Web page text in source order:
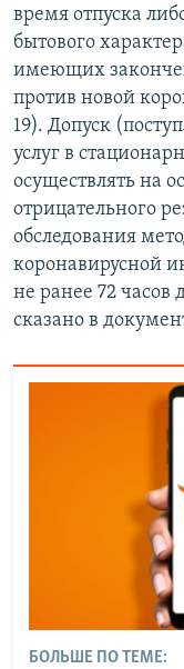
время отпуска
бытового
имеющих
против новой
19). Допуск
услуг в
осуществлять на
отрицательного
обследования
коронавирусной
не ранее 72
сказано в
БОЛЬШЕ ПО ТЕМЕ: